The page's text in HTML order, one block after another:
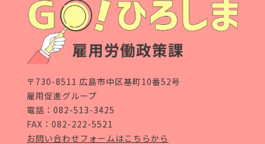
〒730-8511 広島市中区基町10番52号
雇用促進グループ
電話： 082-513-3425
FAX：082-222-5521
お問い合わせフォームはこちらから